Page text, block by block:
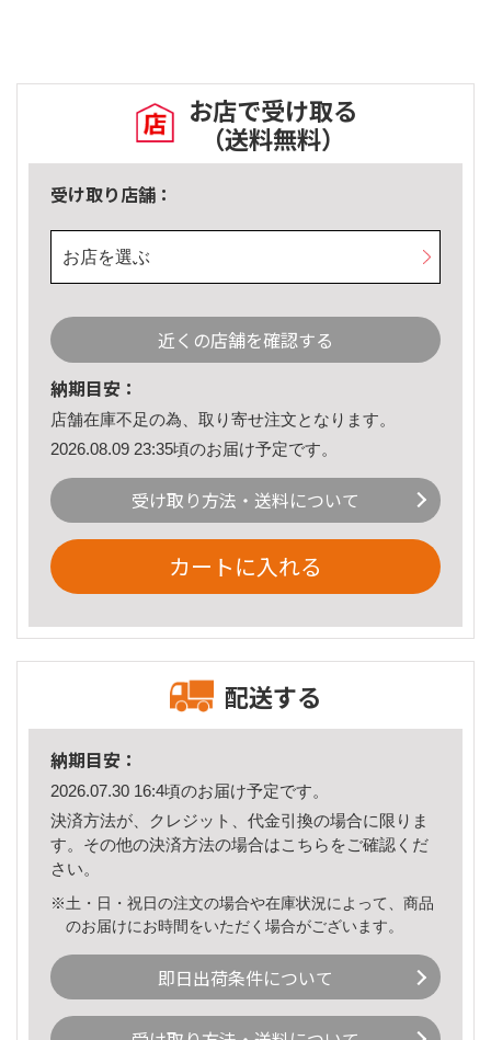
お店で受け取る
（送料無料）
受け取り店舗：
お店を選ぶ
近くの店舗を確認する
納期目安：
店舗在庫不足の為、取り寄せ注文となります。
2026.08.09 23:35頃のお届け予定です。
受け取り方法・送料について
カートに入れる
配送する
納期目安：
2026.07.30 16:4頃のお届け予定です。
決済方法が、クレジット、代金引換の場合に限りま
す。その他の決済方法の場合はこちら をご確認くだ
さい。
※土・日・祝日の注文の場合や在庫状況によって、商品
のお届けにお時間をいただく場合がございます。
即日出荷条件について